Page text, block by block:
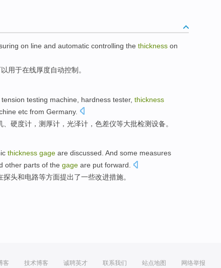
on line and automatic controlling the thickness on
用于在线厚度自动控制 。
tension testing machine hardness tester, thickness
etc from Germany.
硬度计 ， 测厚计 ， 光泽计 ， 色差仪等大批检测设备。
thickness gage are discussed. And some measures
other parts of the gage are put forward.
探头和电路等方面提出了一些改进措施。
客 技术博客 诚聘英才 联系我们 站点地图 网络举报